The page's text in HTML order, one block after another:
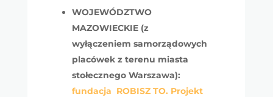
WOJEWÓDZTWO
MAZOWIECKIE (z
wyłączeniem samorządowych
placówek z terenu miasta
stołecznego Warszawa):
fundacja ROBISZ TO. Projekt